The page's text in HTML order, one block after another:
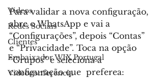
Videos
Redes Sociais
Clientes
Embaixador WIX Portugal
Videoconferencia
Para validar a nova configuração,
abre o WhatsApp e vai a
“Configurações”, depois “Contas”
e “Privacidade”. Toca na opção
“Grupos” e seleciona a
configuração que  preferea: